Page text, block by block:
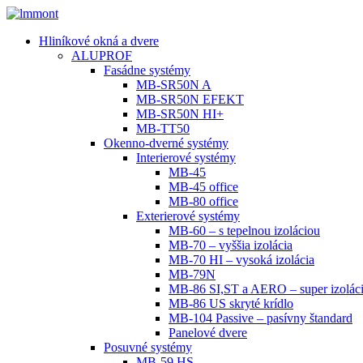
Hliníkové okná a dvere
ALUPROF
Fasádne systémy
MB-SR50N A
MB-SR50N EFEKT
MB-SR50N HI+
MB-TT50
Okenno-dverné systémy
Interierové systémy
MB-45
MB-45 office
MB-80 office
Exterierové systémy
MB-60 – s tepelnou izoláciou
MB-70 – vyššia izolácia
MB-70 HI – vysoká izolácia
MB-79N
MB-86 SI,ST a AERO – super
MB-86 US skryté krídlo
MB-104 Passive – pasívny štandard
Panelové dvere
Posuvné systémy